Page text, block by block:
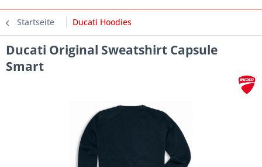
Startseite Ducati Hoodies
Ducati Original Sweatshirt Capsule
Smart